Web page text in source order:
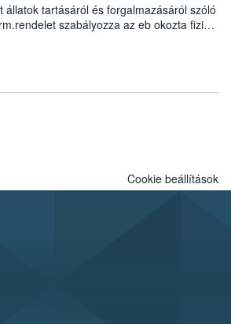
állatok tartásáról és forgalmazásáról szóló
szabályozza az eb okozta fizikai
keletkezésekor felmerülő
a veszélyes eb tartását és annak
Cookie beállítások